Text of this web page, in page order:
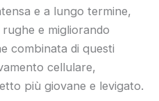
e a lungo termine,
e migliorando
combinata di questi
cellulare,
più giovane e levigato.